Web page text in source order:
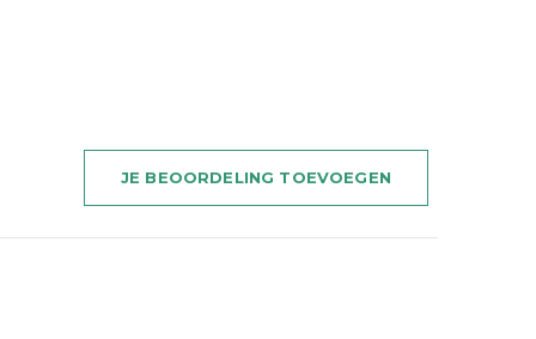
JE BEOORDELING TOEVOEGEN